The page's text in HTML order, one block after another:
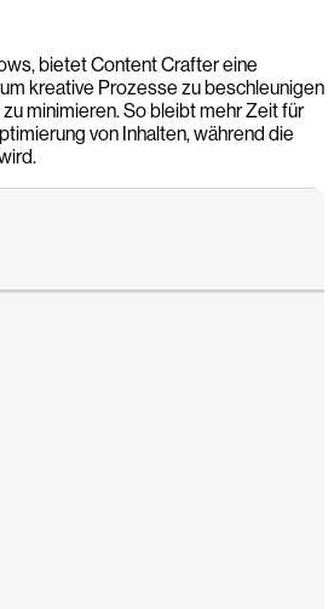
bietet Content Crafter eine
kreative Prozesse zu beschleunigen
minimieren. So bleibt mehr Zeit für
von Inhalten, während die
-0:00